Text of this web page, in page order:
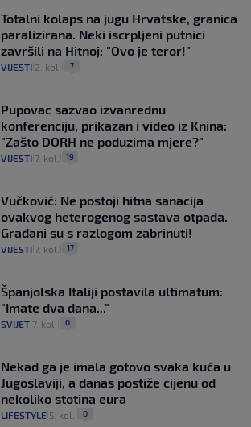
Totalni kolaps na jugu Hrvatske, granica
paralizirana. Neki iscrpljeni putnici
završili na Hitnoj: "Ovo je teror!"
VIJESTI 2. kol. 7
Pupovac sazvao izvanrednu
konferenciju, prikazan i video iz Knina:
"Zašto DORH ne poduzima mjere?"
VIJESTI 7. kol. 19
Vučković: Ne postoji hitna sanacija
ovakvog heterogenog sastava otpada.
Građani su s razlogom zabrinuti!
VIJESTI 7. kol. 17
Španjolska Italiji postavila ultimatum:
"Imate dva dana..."
SVIJET 7. kol. 0
Nekad ga je imala gotovo svaka kuća u
Jugoslaviji, a danas postiže cijenu od
nekoliko stotina eura
LIFESTYLE 5. kol. 0